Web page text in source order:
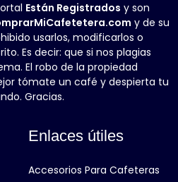
Están Registrados y son
y de su
usarlos, modificarlos o
Es decir: que si nos plagias
El robo de la propiedad
tómate un café y despierta tu
Gracias.
Enlaces útiles
Accesorios Para Cafeteras